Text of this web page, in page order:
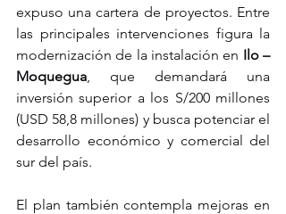
expuso una cartera de proyectos. Entre
las principales intervenciones figura la
modernización de la instalación en Ilo –
Moquegua , que demandará una
inversión superior a los S/200 millones
(USD 58,8 millones) y busca potenciar el
desarrollo económico y comercial del
sur del país.
El plan también contempla mejoras en